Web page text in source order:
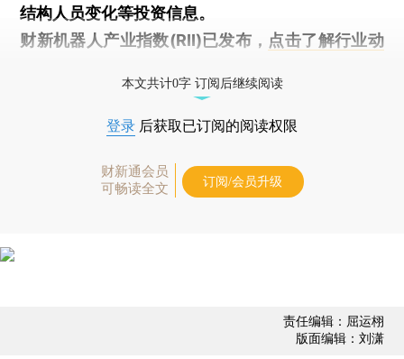
结构人员变化等投资信息。
财新机器人产业指数(RII)已发布， 点击了解行业动
本文共计0字 订阅后继续阅读
登录 后获取已订阅的阅读权限
财新通会员
可畅读全文
订阅/会员升级
责任编辑：屈运栩
版面编辑：刘潇